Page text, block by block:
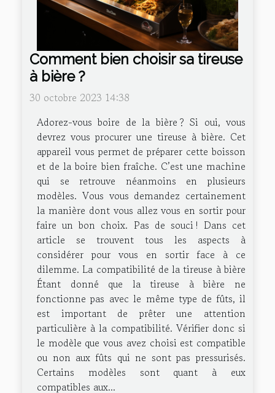
Comment bien choisir sa tireuse
à bière ?
30 octobre 2023 14:38
Adorez-vous boire de la bière ? Si oui, vous
devrez vous procurer une tireuse à bière. Cet
appareil vous permet de préparer cette boisson
et de la boire bien fraîche. C’est une machine
qui se retrouve néanmoins en plusieurs
modèles. Vous vous demandez certainement
la manière dont vous allez vous en sortir pour
faire un bon choix. Pas de souci ! Dans cet
article se trouvent tous les aspects à
considérer pour vous en sortir face à ce
dilemme. La compatibilité de la tireuse à bière
Étant donné que la tireuse à bière ne
fonctionne pas avec le même type de fûts, il
est important de prêter une attention
particulière à la compatibilité. Vérifier donc si
le modèle que vous avez choisi est compatible
ou non aux fûts qui ne sont pas pressurisés.
Certains modèles sont quant à eux
compatibles aux...